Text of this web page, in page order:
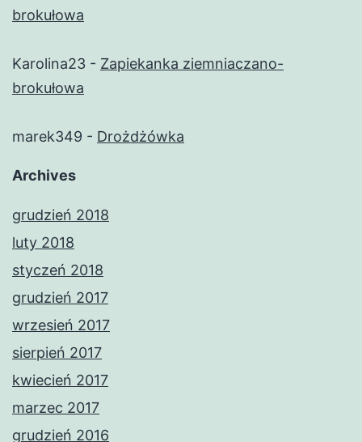
brokułowa
Karolina23 - Zapiekanka ziemniaczano-
brokułowa
marek349 - Drożdżówka
Archives
grudzień 2018
luty 2018
styczeń 2018
grudzień 2017
wrzesień 2017
sierpień 2017
kwiecień 2017
marzec 2017
grudzień 2016